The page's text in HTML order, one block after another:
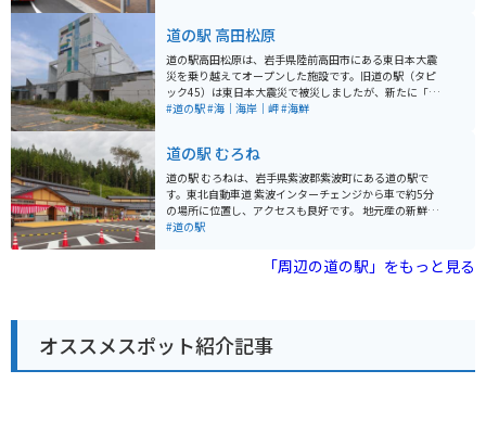
の観光スポットや宿泊情報なども入手できます。 バイク
で訪れる際には、道の駅に隣接する広い駐車場があるの
で安心です。太平洋を眺めながらのツーリングは、最高
の思い出になること間違いなしです。 周辺には、東日本
大震災で被災した気仙沼市の復興のシンボルである「海
品としては、新鮮な海の幸はもちろんのこと、地元産の
食材を使った「気仙沼ホルモン」も人気です。
道の駅 高田松原
道の駅高田松原は、岩手県陸前高田市にある東日本大震
災を乗り越えてオープンした施設です。旧道の駅（タピ
ック45）は東日本大震災で被災しましたが、新たに「重
点道の駅」に選定され、震災の犠牲者への追悼と鎮魂、
光案内や地元の海産物、農産物、工芸品の販売などを行
っています。2019年9月22日に高田松原津波復興祈念公
園内に東日本大震災津波伝承館と併設してオープンしま
した。震災から8年半後の再スタートとなり、お買い物
ブースの隣にイートインスペースが設けられ、地元食材
展を象徴する施設として、多くの人々に親しまれていま
さを味わうことができます。 駐車場は広く整備されてお
り、バイク用の駐車場もありますが、行楽シーズンは特
に混雑しています。朝焼け、夕焼けなど絶景を求めて、
#道の駅#海｜海岸｜岬#海鮮
道の駅 むろね
道の駅 むろねは、岩手県紫波郡紫波町にある道の駅で
す。東北自動車道 紫波インターチェンジから車で約5分
の場所に位置し、アクセスも良好です。 地元産の新鮮な
野菜や果物が販売されている農産物直売所が人気です。
は、地元食材をふんだんに使った料理を楽しむことがで
きます。おすすめは、紫波町産のひとめぼれを使った
所としても最適です。道の駅から少し足を延ばせば、城
山公園や南昌寺など、歴史を感じられる観光スポットも
あります。 お土産には、地元産のりんごを使ったジュー
#道の駅
「周辺の道の駅」をもっと見る
オススメスポット紹介記事